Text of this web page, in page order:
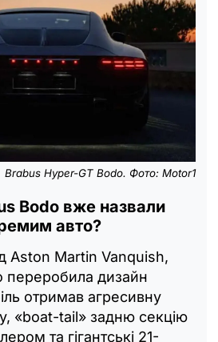
Brabus Hyper-GT Bodo. Фото: Motor1
Bodo вже назвали
авто?
Aston Martin Vanquish,
переробила дизайн
отримав агресивну
«boat-tail» задню секцію
та гігантські 21-